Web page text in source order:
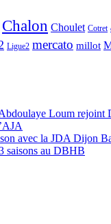
Chalon Choulet Cotret
Ligue2 mercato millot
Loum rejoint
avec la JDA Dijon
saisons au DBHB